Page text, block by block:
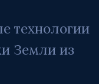
технологии
Земли из